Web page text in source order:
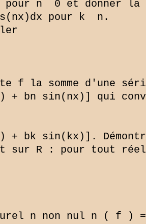
pour n  0 et donner la
pour k  n.
f la somme d'une
+ bn sin(nx)] qui
+ bk sin(kx)].
sur R : pour tout
n non nul n ( f )